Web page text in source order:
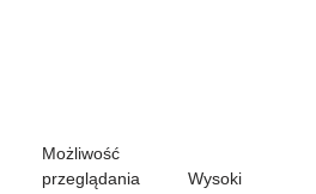
Możliwość
przeglądania
Wysoki